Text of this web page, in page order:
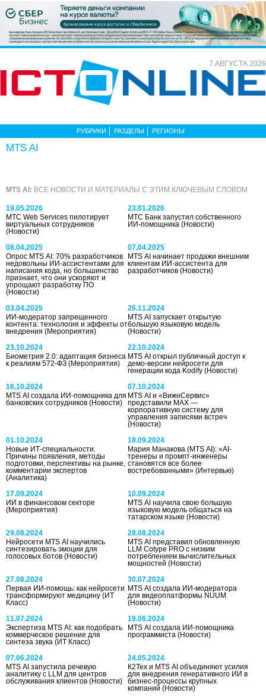
7 АВГУСТА 2026
РУБРИКИ РАЗДЕЛЫ РЕГИОНЫ
MTS AI
MTS AI: ВСЕ НОВОСТИ И МАТЕРИАЛЫ С ЭТИМ КЛЮЧЕВЫМ СЛОВОМ
19.05.2026
МТС Web Services пилотирует
виртуальных сотрудников
(Новости)
23.01.2026
МТС Банк запустил собственного
ИИ-помощника(Новости)
08.04.2025
Опрос MTS AI: 70% разработчиков
недовольны ИИ-ассистентами для
написания кода, но большинство
признает, что они ускоряют и
упрощают разработку ПО
(Новости)
07.04.2025
MTS AI начинает продажи внешним
клиентам ИИ-ассистента для
разработчиков(Новости)
03.04.2025
ИИ-модератор запрещенного
контента: технология и эффекты от
внедрения (Мероприятия)
26.11.2024
MTS AI запускает открытую
большую языковую модель
(Новости)
23.10.2024
Биометрия 2.0: адаптация бизнеса
к реалиям 572-ФЗ (Мероприятия)
22.10.2024
MTS AI открыл публичный доступ к
демо-версии нейросети для
генерации кода Kodify(Новости)
16.10.2024
MTS AI создала ИИ-помощника для
банковских сотрудников (Новости)
07.10.2024
MTS AI и «ВижнСервис»
представили MAX —
корпоративную систему для
управления записями встреч
(Новости)
01.10.2024
Новые ИТ-специальности.
Причины появления, методы
подготовки, перспективы на рынке,
комментарии экспертов
(Аналитика)
18.09.2024
Мария Манакова (MTS AI): «AI-
тренеры и промпт-инженеры
становятся все более
востребованными»(Интервью)
17.09.2024
ИИ в финансовом секторе
(Мероприятия)
10.09.2024
МТS AI научила свою большую
языковую модель общаться на
татарском языке(Новости)
29.08.2024
Нейросети MTS AI научились
синтезировать эмоции для
голосовых ботов (Новости)
28.08.2024
MTS AI представил обновленную
LLM Cotype PRO с низким
потреблением вычислительных
мощностей(Новости)
27.08.2024
Первая ИИ-помощь: как нейросети
трансформируют медицину (ИТ
Класс)
30.07.2024
MTS AI создала ИИ-модератора
для видеоплатформы NUUM
(Новости)
11.07.2024
Экспертиза MTS AI: как подобрать
коммерческое решение для
синтеза звука (ИТ Класс)
19.06.2024
MTS AI создала ИИ-помощника
программиста(Новости)
07.06.2024
MTS AI запустила речевую
аналитику с LLM для центров
обслуживания клиентов (Новости)
24.05.2024
К2Тех и MTS AI объединяют усилия
для внедрения генеративного ИИ в
бизнес-процессы крупных
компаний(Новости)